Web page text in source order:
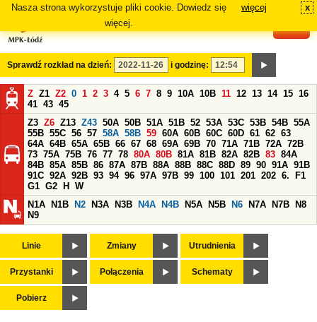
Nasza strona wykorzystuje pliki cookie. Dowiedz się
więcej.
więcej x
Sprawdź rozkład na dzień: i godzinę:
Z Z1 Z2 0 1 2 3 4 5 6 7 8 9 10A 10B 11 12 13 14 15 16
41 43 45
Z3 Z6 Z13 Z43 50A 50B 51A 51B 52 53A 53C 53B 54B 55A
55B 55C 56 57 58A 58B 59 60A 60B 60C 60D 61 62 63
64A 64B 65A 65B 66 67 68 69A 69B 70 71A 71B 72A 72B
73 75A 75B 76 77 78 80A 80B 81A 81B 82A 82B 83 84A
84B 85A 85B 86 87A 87B 88A 88B 88C 88D 89 90 91A 91B
91C 92A 92B 93 94 96 97A 97B 99 100 101 201 202 6.
F1
G1 G2 H
W
N1A
N1B N2 N3A N3B N4A N4B N5A N5B N6 N7A N7B
N8
N9
Linie Zmiany Utrudnienia
Przystanki Połączenia Schematy
Pobierz